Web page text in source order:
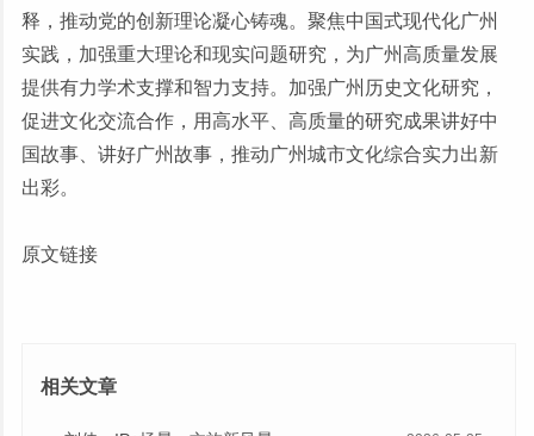
释，推动党的创新理论凝心铸魂。聚焦中国式现代化广州
实践，加强重大理论和现实问题研究，为广州高质量发展
提供有力学术支撑和智力支持。加强广州历史文化研究，
促进文化交流合作，用高水平、高质量的研究成果讲好中
国故事、讲好广州故事，推动广州城市文化综合实力出新
出彩。
原文链接
相关文章